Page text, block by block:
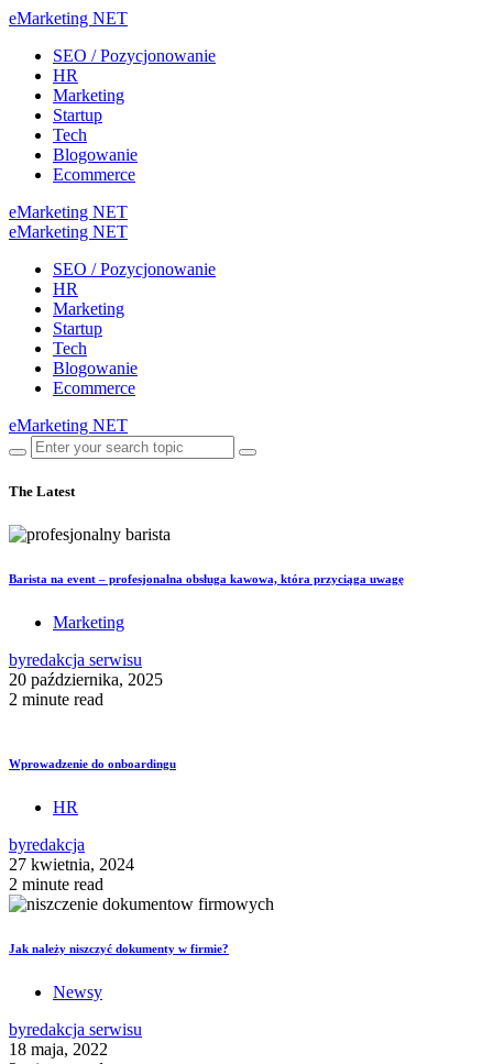
eMarketing NET
SEO / Pozycjonowanie
HR
Marketing
Startup
Tech
Blogowanie
Ecommerce
eMarketing NET
eMarketing NET
SEO / Pozycjonowanie
HR
Marketing
Startup
Tech
Blogowanie
Ecommerce
eMarketing NET
The Latest
Barista na event – profesjonalna obsługa kawowa, która przyciąga uwagę
Marketing
byredakcja serwisu
20 października, 2025
2 minute read
Wprowadzenie do onboardingu
HR
byredakcja
27 kwietnia, 2024
2 minute read
Jak należy niszczyć dokumenty w firmie?
Newsy
byredakcja serwisu
18 maja, 2022